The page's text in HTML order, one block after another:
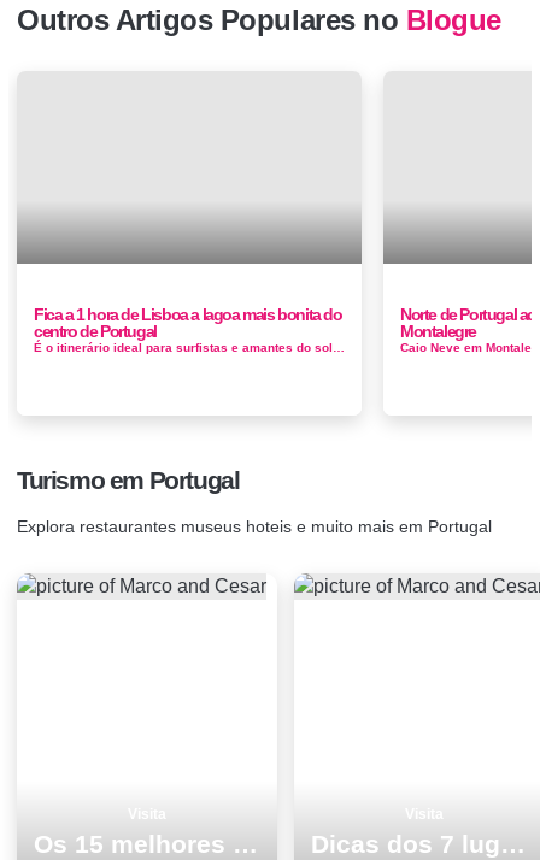
Outros Artigos Populares no Blogue
Fica a 1 hora de Lisboa a lagoa mais bonita do
centro de Portugal
É o itinerário ideal para surfistas e amantes do sol e da praia. Na Foz do Arelho, com confluência da Lagoa de Óbidos com o...
Norte de Portugal
Montalegre
Turismo em Portugal
Explora restaurantes museus hoteis e muito mais em Portugal
Os 15 melhores pontos turisticos e passeios em Vila do Conde Dicas dos 7 lugares grÃ¡tis para visitar na Marinha Grande